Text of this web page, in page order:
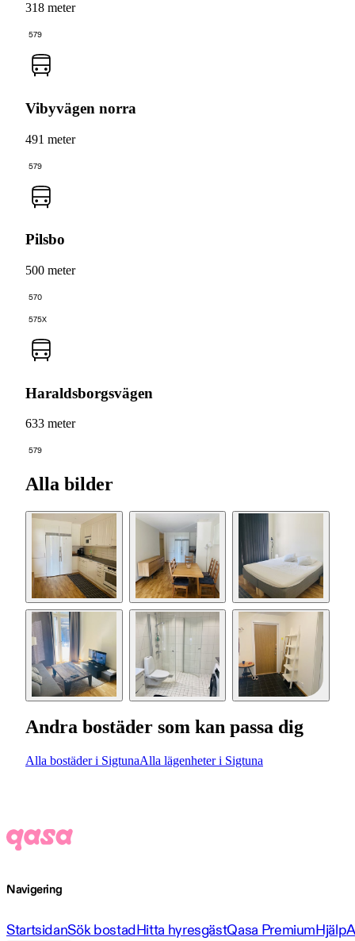
318 meter
579
Vibyvägen norra
491 meter
579
Pilsbo
500 meter
570
575X
Haraldsborgsvägen
633 meter
579
Alla bilder
Andra bostäder som kan passa dig
Alla bostäder i SigtunaAlla lägenheter i Sigtuna
Navigering
StartsidanSök bostadHitta hyresgästQasa PremiumHjälp